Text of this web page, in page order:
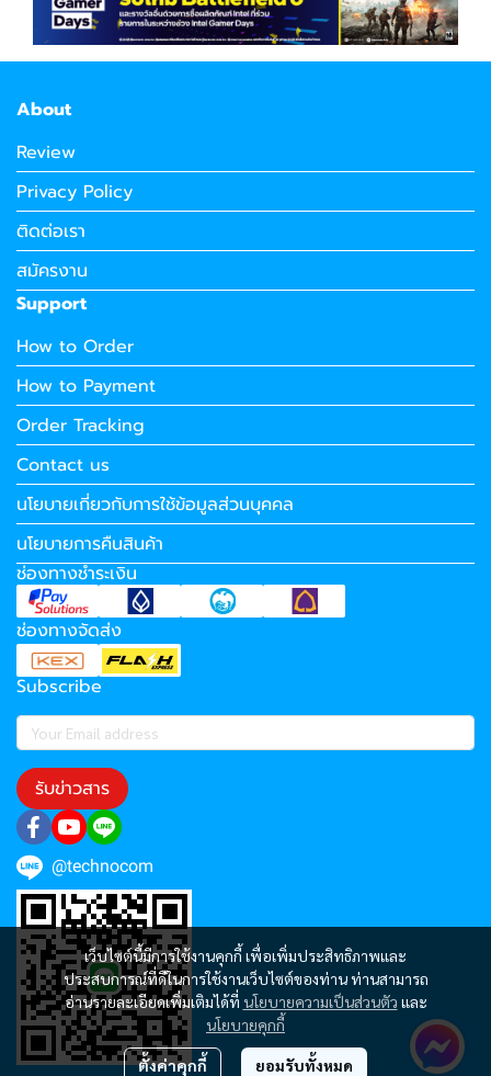
เว็บไซต์นี้มีการใช้งานคุกกี้ เพื่อเพิ่มประสิทธิภาพและ
ประสบการณ์ที่ดีในการใช้งานเว็บไซต์ของท่าน ท่านสามารถ
อ่านรายละเอียดเพิ่มเติมได้ที่ นโยบายความเป็นส่วนตัว และ
นโยบายคุกกี้
ตั้งค่าคุกกี้ ยอมรับทั้งหมด
About
Review
Privacy Policy
ติดต่อเรา
สมัครงาน
Support
How to Order
How to Payment
Order Tracking
Contact us
นโยบายเกี่ยวกับการใช้ข้อมูลส่วนบุคคล
นโยบายการคืนสินค้า
ช่องทางชำระเงิน
ช่องทางจัดส่ง
Subscribe
รับข่าวสาร
@technocom